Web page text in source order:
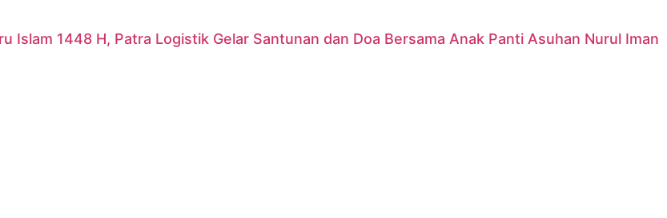
Islam 1448 H, Patra Logistik Gelar Santunan dan Doa Bersama Anak Panti Asuhan Nurul Iman